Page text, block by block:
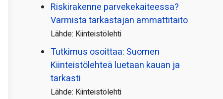
Riskirakenne parvekekaiteessa?
Varmista tarkastajan ammattitaito
Lähde: Kiinteistölehti
Tutkimus osoittaa: Suomen
Kiinteistölehteä luetaan kauan ja
tarkasti
Lähde: Kiinteistölehti